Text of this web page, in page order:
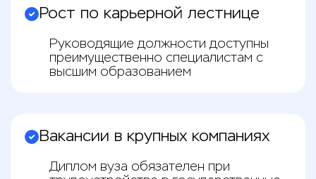
Рост по карьерной лестнице
Руководящие должности доступны
преимущественно специалистам с
высшим образованием
Вакансии в крупных компаниях
Диплом вуза обязателен при